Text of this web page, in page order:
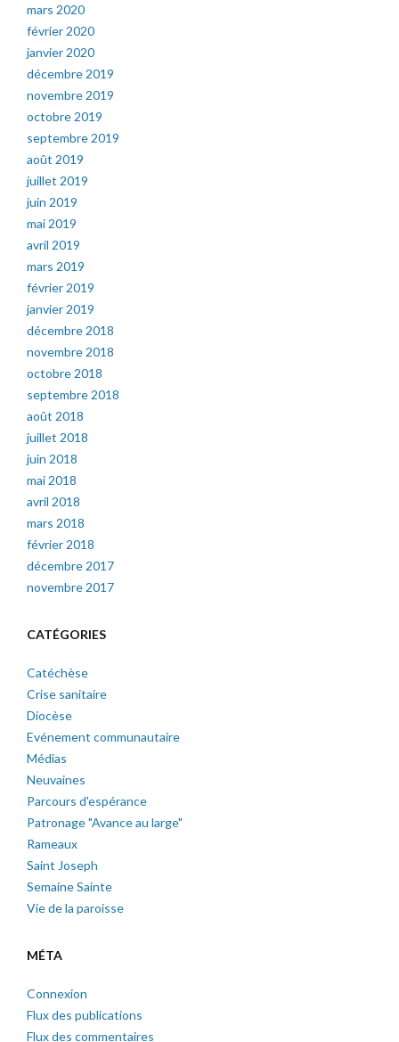
mars 2020
février 2020
janvier 2020
décembre 2019
novembre 2019
octobre 2019
septembre 2019
août 2019
juillet 2019
juin 2019
mai 2019
avril 2019
mars 2019
février 2019
janvier 2019
décembre 2018
novembre 2018
octobre 2018
septembre 2018
août 2018
juillet 2018
juin 2018
mai 2018
avril 2018
mars 2018
février 2018
décembre 2017
novembre 2017
CATÉGORIES
Catéchèse
Crise sanitaire
Diocèse
Evénement communautaire
Médias
Neuvaines
Parcours d'espérance
Patronage "Avance au large"
Rameaux
Saint Joseph
Semaine Sainte
Vie de la paroisse
MÉTA
Connexion
Flux des publications
Flux des commentaires